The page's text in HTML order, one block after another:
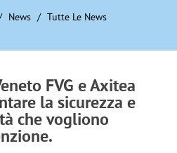
News Tutte Le News
FVG e Axitea
la sicurezza e
che vogliono